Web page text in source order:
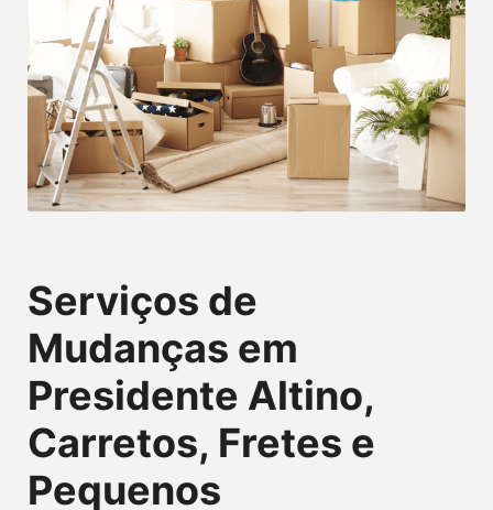
Serviços de
Mudanças em
Presidente Altino,
Carretos, Fretes e
Pequenos